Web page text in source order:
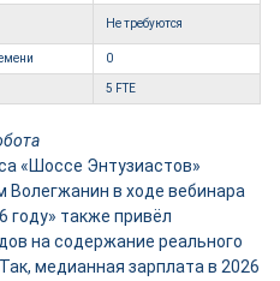
Не требуются
0
5 FTE
«Шоссе Энтузиастов»
Волегжанин в ходе вебинара
году» также привёл
на содержание реального
медианная зарплата в 2026